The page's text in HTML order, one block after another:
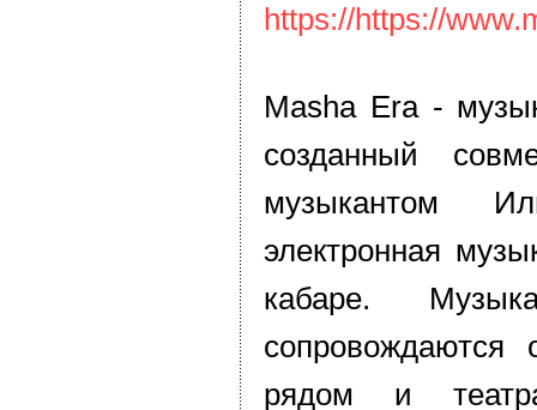
https://https://
Masha Era -
созданный
музыкантом
электронная
кабаре.
сопровождаются
рядом и